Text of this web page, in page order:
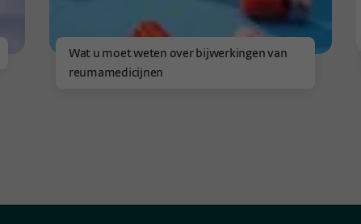
Wat u moet weten over bijwerkingen van
reumamedicijnen